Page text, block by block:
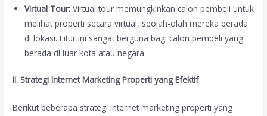
Virtual Tour: Virtual tour memungkinkan calon pembeli untuk
melihat properti secara virtual, seolah-olah mereka berada
di lokasi. Fitur ini sangat berguna bagi calon pembeli yang
berada di luar kota atau negara.
II. Strategi Internet Marketing Properti yang Efektif
Berikut beberapa strategi internet marketing properti yang